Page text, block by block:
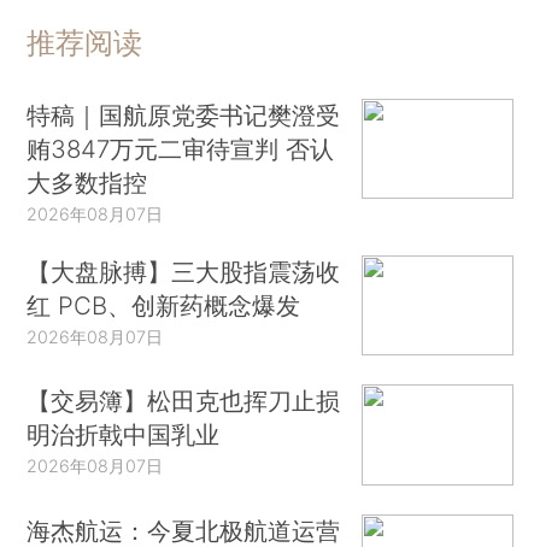
推荐阅读
特稿｜国航原党委书记樊澄受
贿3847万元二审待宣判 否认
大多数指控
2026年08月07日
【大盘脉搏】三大股指震荡收
红 PCB、创新药概念爆发
2026年08月07日
【交易簿】松田克也挥刀止损
明治折戟中国乳业
2026年08月07日
海杰航运：今夏北极航道运营